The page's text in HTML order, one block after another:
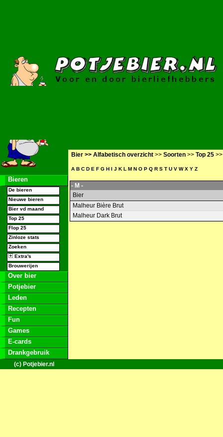
Bieren
De bieren
Nieuwe bieren
Bier vd maand
Top 25
Flop 25
Zinloze stats
Zoeken
Extra's
Brouwerijen
Over bier
Potjebier
Leden
Recepten
Fun
Games
E-cards
Drankgebruik
Bier >> Alfabetisch overzicht >> Soorten >> Top 25
A B C D E F G H I J K L M N O P Q R S T U V W X Y Z
- M -
Bier
Malheur Bière Brut
Malheur Dark Brut
(c) Potjebier.nl